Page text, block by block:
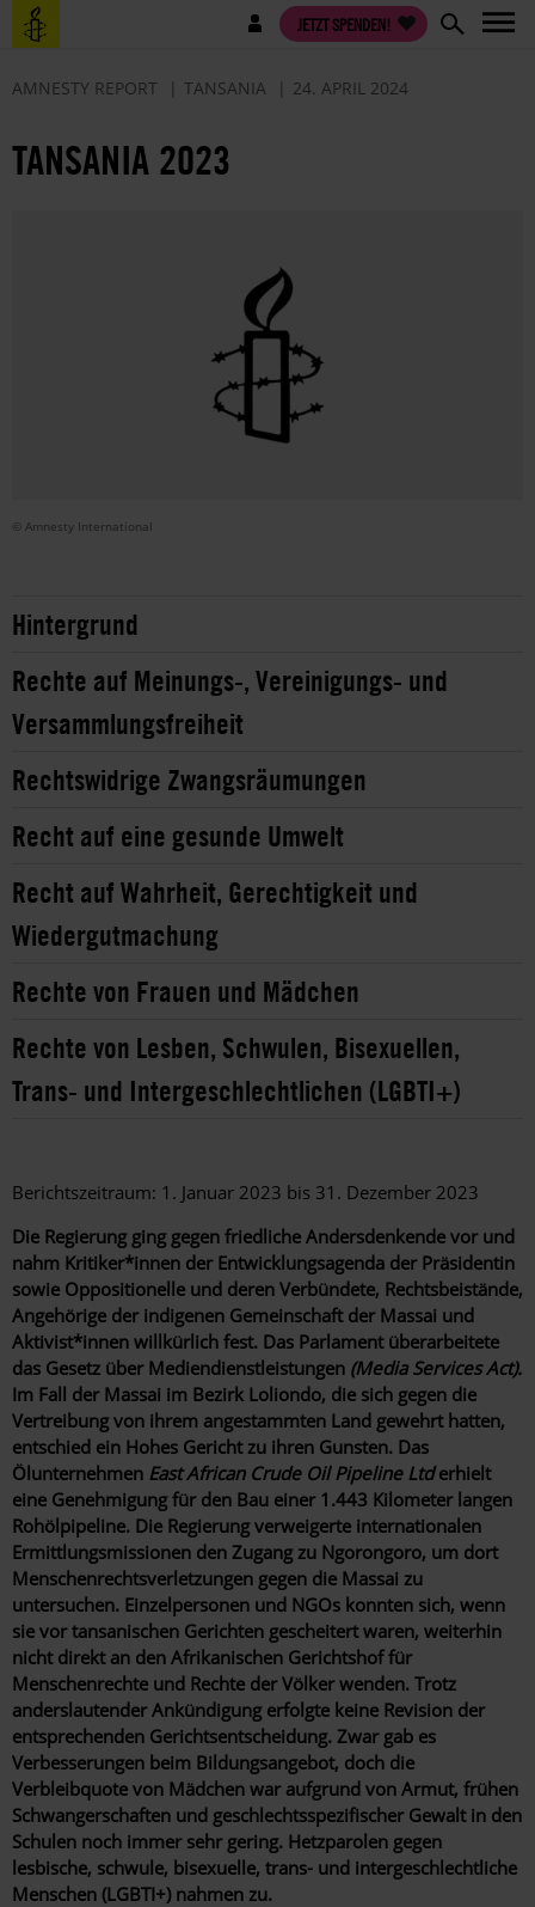
Direkt
zum
Benutzermenü JETZT SPENDEN!
AMNESTY REPORT TANSANIA 24. APRIL 2024
TANSANIA 2023
© Amnesty International
Hintergrund
Rechte auf Meinungs-, Vereinigungs- und
Versammlungsfreiheit
Rechtswidrige Zwangsräumungen
Recht auf eine gesunde Umwelt
Recht auf Wahrheit, Gerechtigkeit und
Wiedergutmachung
Rechte von Frauen und Mädchen
Rechte von Lesben, Schwulen, Bisexuellen,
Trans- und Intergeschlechtlichen (LGBTI+)
Berichtszeitraum: 1. Januar 2023 bis 31. Dezember 2023
Die Regierung ging gegen friedliche Andersdenkende vor und
nahm Kritiker*innen der Entwicklungsagenda der Präsidentin
sowie Oppositionelle und deren Verbündete, Rechtsbeistände,
Angehörige der indigenen Gemeinschaft der Massai und
Aktivist*innen willkürlich fest. Das Parlament überarbeitete
das Gesetz über Mediendienstleistungen (Media Services Act).
Im Fall der Massai im Bezirk Loliondo, die sich gegen die
Vertreibung von ihrem angestammten Land gewehrt hatten,
entschied ein Hohes Gericht zu ihren Gunsten. Das
Ölunternehmen East African Crude Oil Pipeline Ltderhielt
eine Genehmigung für den Bau einer 1.443 Kilometer langen
Rohölpipeline. Die Regierung verweigerte internationalen
Ermittlungsmissionen den Zugang zu Ngorongoro, um dort
Menschenrechtsverletzungen gegen die Massai zu
untersuchen. Einzelpersonen und NGOs konnten sich, wenn
sie vor tansanischen Gerichten gescheitert waren, weiterhin
nicht direkt an den Afrikanischen Gerichtshof für
Menschenrechte und Rechte der Völker wenden. Trotz
anderslautender Ankündigung erfolgte keine Revision der
entsprechenden Gerichtsentscheidung. Zwar gab es
Verbesserungen beim Bildungsangebot, doch die
Verbleibquote von Mädchen war aufgrund von Armut, frühen
Schwangerschaften und geschlechtsspezifischer Gewalt in den
Schulen noch immer sehr gering. Hetzparolen gegen
lesbische, schwule, bisexuelle, trans- und intergeschlechtliche
Menschen (LGBTI+) nahmen zu.